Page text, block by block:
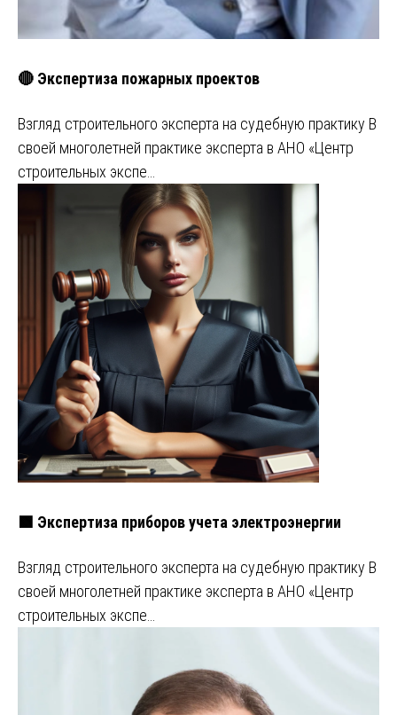
🔴 Экспертиза пожарных проектов
Взгляд строительного эксперта на судебную практику В
своей многолетней практике эксперта в АНО «Центр
строительных экспе…
🟩 Экспертиза приборов учета электроэнергии
Взгляд строительного эксперта на судебную практику В
своей многолетней практике эксперта в АНО «Центр
строительных экспе…